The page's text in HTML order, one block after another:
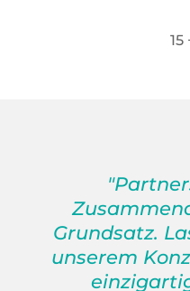
15
Grundsatz.
unserem